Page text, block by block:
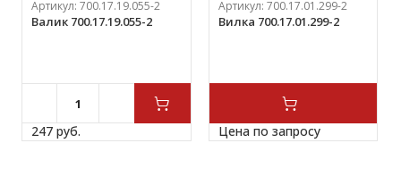
Артикул:700.17.19.055-2
Валик 700.17.19.055-2
247 руб.
Артикул: 700.17.01.299-2
Вилка 700.17.01.299-2
Цена по запросу